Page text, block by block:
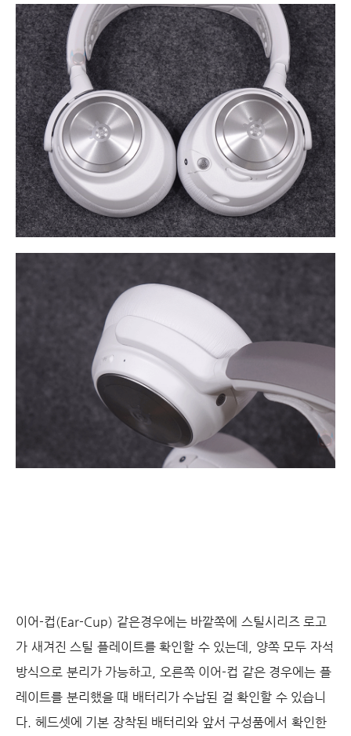
이어-컵(Ear-Cup) 같은경우에는 바깥쪽에 스틸시리즈 로고
가 새겨진 스틸 플레이트를 확인할 수 있는데, 양쪽 모두 자석
방식으로 분리가 가능하고, 오른쪽 이어-컵 같은 경우에는 플
레이트를 분리했을 때 배터리가 수납된 걸 확인할 수 있습니
다. 헤드셋에 기본 장착된 배터리와 앞서 구성품에서 확인한